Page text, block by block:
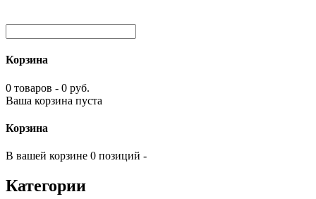
Корзина
0 товаров - 0 руб.
Ваша корзина пуста
Корзина
В вашей корзине 0 позиций -
Категории